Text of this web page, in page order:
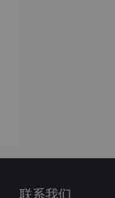
联系我们